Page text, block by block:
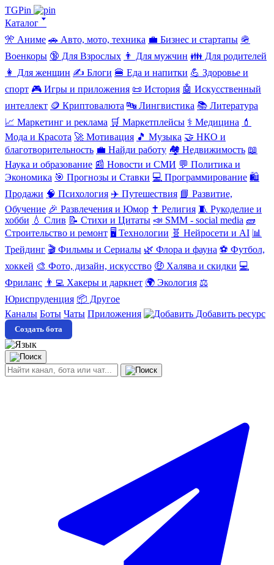
TGPin
Каталог 🢓
🎌 Аниме 🚗 Авто, мото, техника 💼 Бизнес и стартапы 🪖
Военкоры 🔞 Для Взрослых 👨 Для мужчин 👪 Для родителей
👩 Для женщин ✍️ Блоги 🍔 Еда и напитки 💪 Здоровье и
спорт 🎮 Игры и приложения 📜 История 🤖 Искусственный
интеллект 🪙 Криптовалюта 🔤 Лингвистика 📚 Литература
📈 Маркетинг и реклама 🛒 Маркетплейсы ⚕️ Медицина 💄
Мода и Красота 🚀 Мотивация 🎵 Музыка 🤝 НКО и
благотворительность 💼 Найди работу 🏘️ Недвижимость 📖
Наука и образование 📰 Новости и СМИ 💬 Политика и
Экономика 🎯 Прогнозы и Ставки 💻 Программирование 🛍️
Продажи 🧠 Психология ✈️ Путешествия 📘 Развитие,
Обучение 🎉 Развлечения и Юмор ✝️ Религия 🧵 Рукоделие и
хобби 💧 Слив 📝 Стихи и Цитаты 📣 SMM - social media 🧱
Строительство и ремонт 🖥️ Технологии 🧬 Нейросети и AI 📊
Трейдинг 🎬 Фильмы и Сериалы 🌿 Флора и фауна ⚽ Футбол,
хоккей 🎨 Фото, дизайн, искусство 🤑 Халява и скидки 💻
Фриланс 👨‍💻 Хакеры и даркнет 🌍 Экология ⚖️
Юриспруденция 📦 Другое
Каналы Боты Чаты Приложения Добавить ресурс
Создать бота